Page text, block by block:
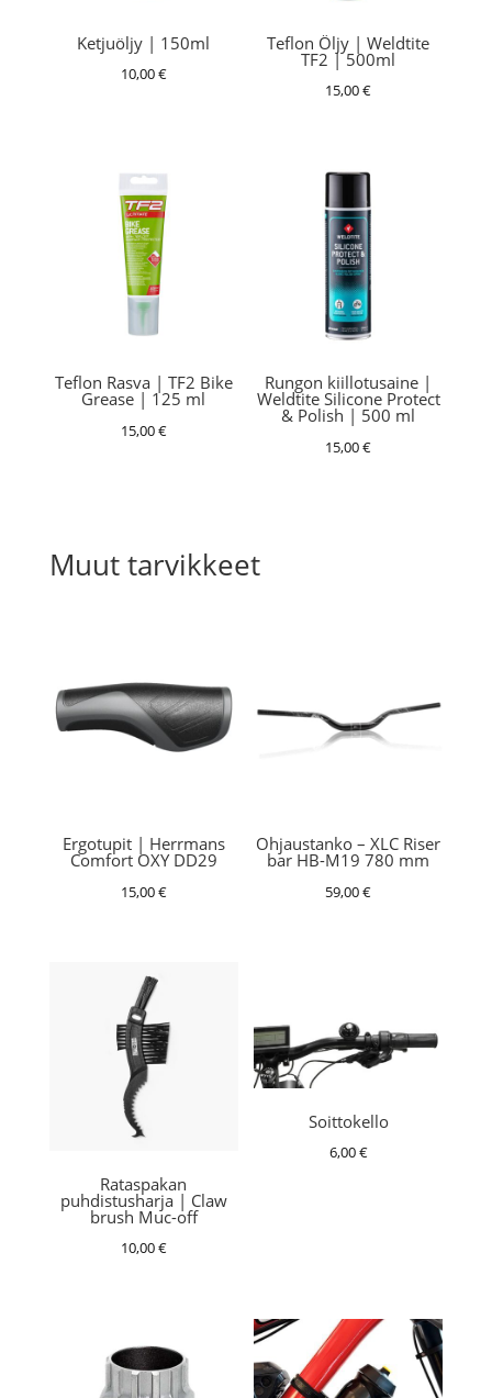
Ketjuöljy | 150ml
10,00€
Teflon Öljy | Weldtite
TF2 | 500ml
15,00€
Teflon Rasva | TF2 Bike
Grease | 125 ml
15,00€
Rungon kiillotusaine |
Weldtite Silicone Protect
& Polish | 500 ml
15,00€
Muut tarvikkeet
Ergotupit | Herrmans
Comfort OXY DD29
15,00€
Ohjaustanko – XLC Riser
bar HB-M19 780 mm
59,00€
Rataspakan
puhdistusharja | Claw
brush Muc-off
10,00€
Soittokello
6,00€